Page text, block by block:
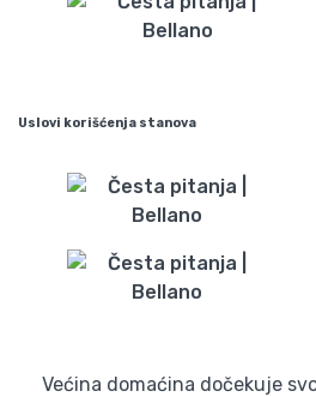
Uslovi korišćenja stanova
Većina domaćina dočekuje